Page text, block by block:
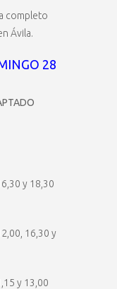
completo
Ávila.
28
y 18,30
16,30 y
y 13,00